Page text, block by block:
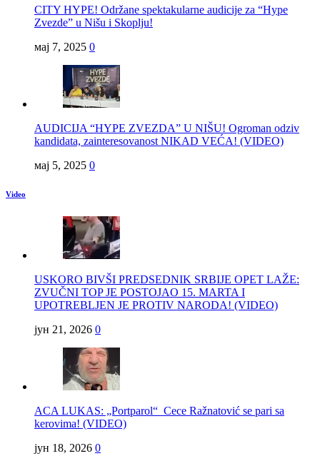
CITY HYPE! Održane spektakularne audicije za “Hype
Zvezde” u Nišu i Skoplju!
мај 7, 2025 0
AUDICIJA “HYPE ZVEZDA” U NIŠU! Ogroman odziv
kandidata, zainteresovanost NIKAD VEĆA! (VIDEO)
мај 5, 2025 0
Video
USKORO BIVŠI PREDSEDNIK SRBIJE OPET LAŽE:
ZVUČNI TOP JE POSTOJAO 15. MARTA I
UPOTREBLJEN JE PROTIV NARODA! (VIDEO)
јун 21, 2026 0
ACA LUKAS: „Portparol“ Cece Ražnatović se pari sa
kerovima! (VIDEO)
јун 18, 2026 0